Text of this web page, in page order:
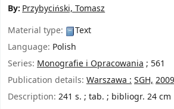
By: Przybyciński, Tomasz
Material type:
Text
Language: Polish
Series: Monografie i Opracowania; 561
Publication details: Warszawa :SGH,
Description: 241 s. ; tab. ; bibliogr. 24 cm